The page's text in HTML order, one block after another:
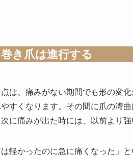
き爪は進行する
は、痛みがない期間でも形の変
すくなります。その間に爪の湾
に痛みが出た時には、以前より
軽かったのに急に痛くなった」